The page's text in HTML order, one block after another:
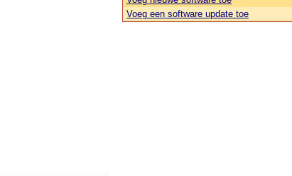
Voeg een software update toe